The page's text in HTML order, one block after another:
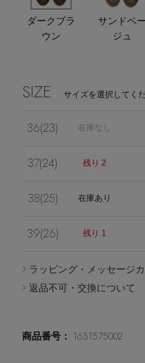
Stay in
the Loop
ダークブラ
ウン
サンドベー
ジュ
SIZE サイズを選択してく
36(23) 在庫なし
37(24) 残り 2
38(25) 在庫あり
39(26) 残り 1
ラッピング・メッセージ
返品不可・交換について
商品番号： 1631575002